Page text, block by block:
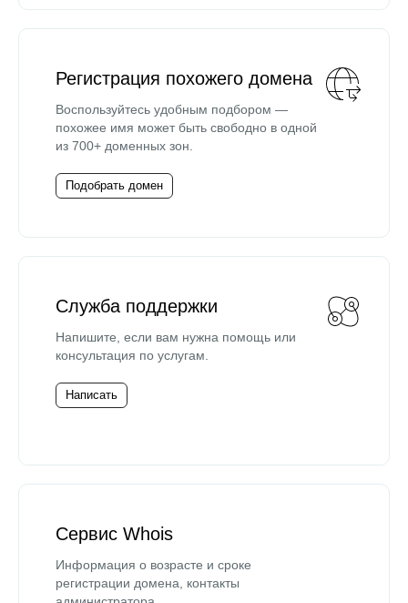
Регистрация похожего домена
Воспользуйтесь удобным подбором —
похожее имя может быть свободно в одной
из 700+ доменных зон.
Подобрать домен
Служба поддержки
Напишите, если вам нужна помощь или
консультация по услугам.
Написать
Сервис Whois
Информация о возрасте и сроке
регистрации домена, контакты